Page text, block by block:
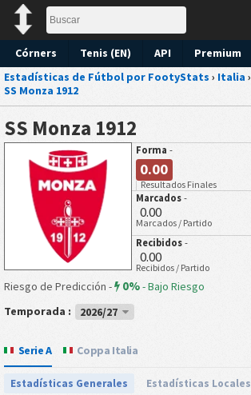
Córners Tenis (EN) API Premium
Estadísticas de Fútbol por FootyStats › Italia ›
SS Monza 1912
SS Monza 1912
Forma -
0.00
Resultados Finales
Marcados -
0.00
Marcados / Partido
Recibidos -
0.00
Recibidos / Partido
Riesgo de Predicción - 0%-Bajo Riesgo
Temporada :
2026/27
Serie A Coppa Italia
Estadísticas Generales
Estadísticas Locales